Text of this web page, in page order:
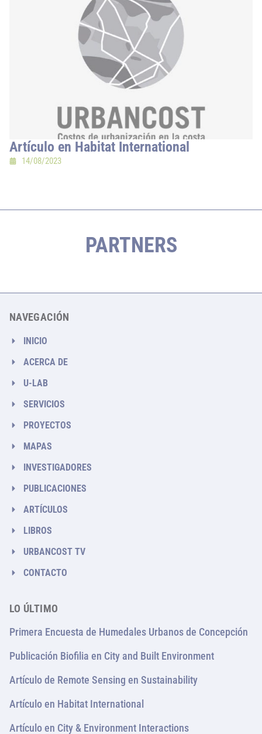
Artículo en Habitat International
14/08/2023
PARTNERS
NAVEGACIÓN
INICIO
ACERCA DE
U-LAB
SERVICIOS
PROYECTOS
MAPAS
INVESTIGADORES
PUBLICACIONES
ARTÍCULOS
LIBROS
URBANCOST TV
CONTACTO
LO ÚLTIMO
Primera Encuesta de Humedales Urbanos de Concepción
Publicación Biofilia en City and Built Environment
Artículo de Remote Sensing en Sustainability
Artículo en Habitat International
Artículo en City & Environment Interactions